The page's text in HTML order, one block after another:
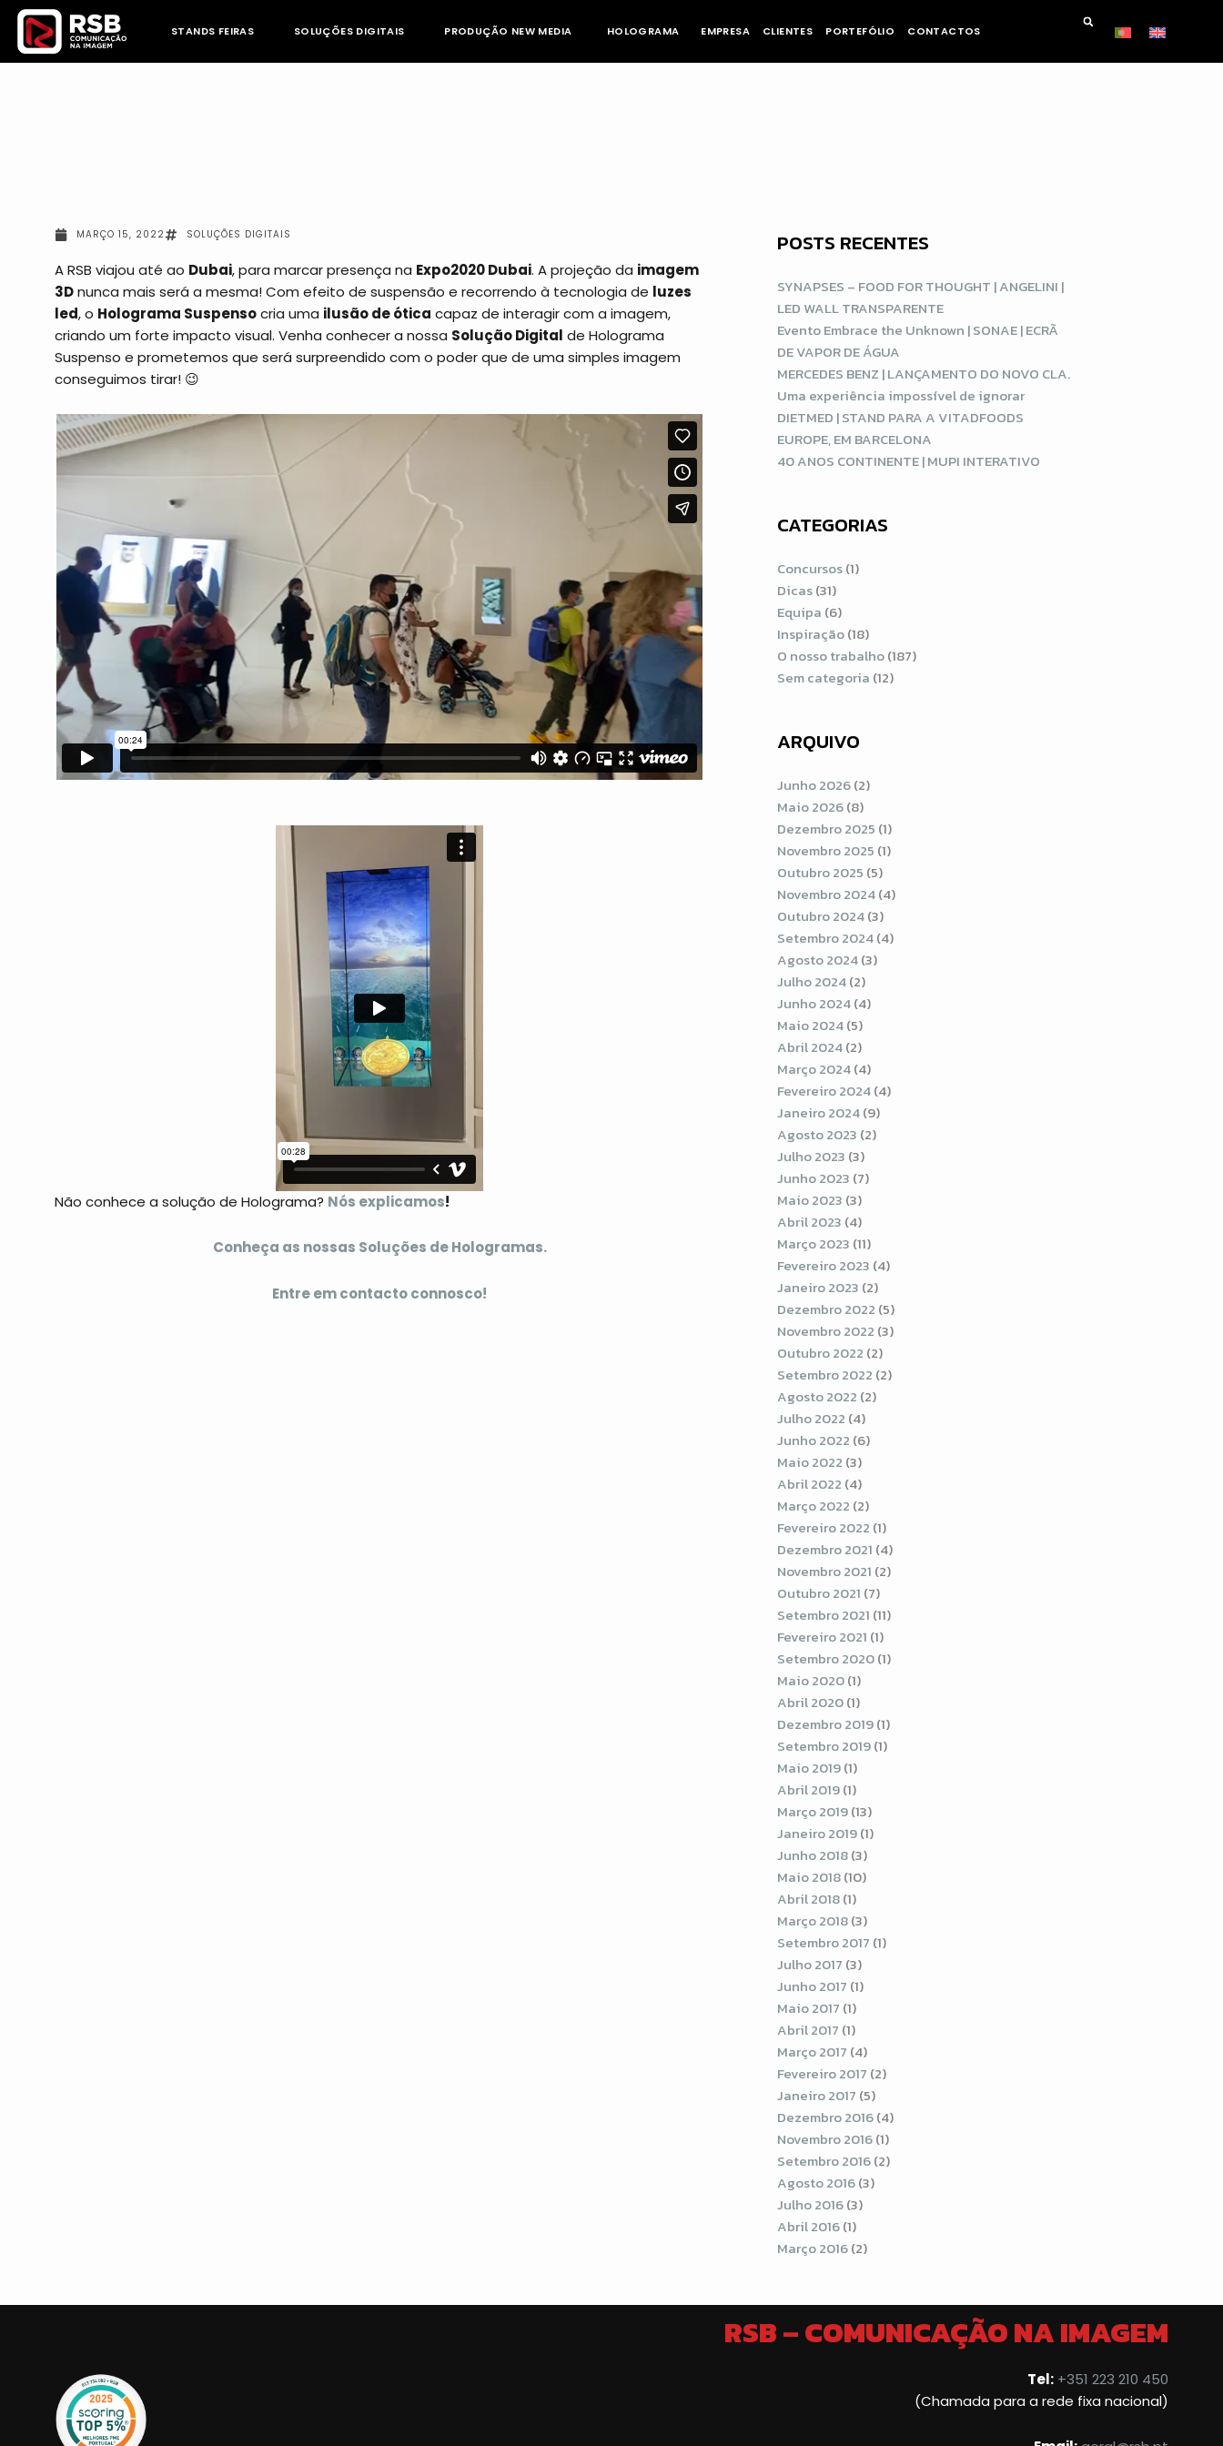
Skip
content
STANDS FEIRAS SOLUÇÕES DIGITAIS PRODUÇÃO NEW MEDIA HOLOGRAMA EMPRESA CLIENTES PORTEFÓLIO CONTACTOS
MARÇO 15, 2022 SOLUÇÕES DIGITAIS
A RSB viajou até ao Dubai, para marcar presença na Expo2020 Dubai. A projeção da imagem
3Dnunca mais será a mesma! Com efeito de suspensão e recorrendo à tecnologia de luzes
led, o Holograma Suspensocria uma ilusão de ótica capaz de interagir com a imagem,
criando um forte impacto visual. Venha conhecer a nossa Solução Digital de Holograma
Suspenso e prometemos que será surpreendido com o poder que de uma simples imagem
conseguimos tirar! 😉
Não conhece a solução de Holograma? Nós explicamos!
Conheça as nossas Soluções de Hologramas.
Entre em contacto connosco!
POSTS RECENTES
SYNAPSES – FOOD FOR THOUGHT | ANGELINI |
LED WALL TRANSPARENTE
Evento Embrace the Unknown | SONAE | ECRÃ
DE VAPOR DE ÁGUA
MERCEDES BENZ | LANÇAMENTO DO NOVO CLA.
Uma experiência impossível de ignorar
DIETMED | STAND PARA A VITADFOODS
EUROPE, EM BARCELONA
40 ANOS CONTINENTE | MUPI INTERATIVO
CATEGORIAS
Concursos(1)
Dicas(31)
Equipa (6)
Inspiração(18)
O nosso trabalho(187)
Sem categoria (12)
ARQUIVO
Junho 2026(2)
Maio 2026(8)
Dezembro 2025 (1)
Novembro 2025 (1)
Outubro 2025 (5)
Novembro 2024(4)
Outubro 2024(3)
Setembro 2024(4)
Agosto 2024(3)
Julho 2024(2)
Junho 2024(4)
Maio 2024(5)
Abril 2024(2)
Março 2024(4)
Fevereiro 2024(4)
Janeiro 2024(9)
Agosto 2023 (2)
Julho 2023 (3)
Junho 2023 (7)
Maio 2023 (3)
Abril 2023 (4)
Março 2023 (11)
Fevereiro 2023 (4)
Janeiro 2023 (2)
Dezembro 2022 (5)
Novembro 2022 (3)
Outubro 2022 (2)
Setembro 2022 (2)
Agosto 2022 (2)
Julho 2022 (4)
Junho 2022 (6)
Maio 2022 (3)
Abril 2022 (4)
Março 2022 (2)
Fevereiro 2022 (1)
Dezembro 2021 (4)
Novembro 2021 (2)
Outubro 2021 (7)
Setembro 2021 (11)
Fevereiro 2021 (1)
Setembro 2020(1)
Maio 2020(1)
Abril 2020(1)
Dezembro 2019(1)
Setembro 2019(1)
Maio 2019(1)
Abril 2019(1)
Março 2019(13)
Janeiro 2019(1)
Junho 2018(3)
Maio 2018(10)
Abril 2018(1)
Março 2018(3)
Setembro 2017 (1)
Julho 2017 (3)
Junho 2017 (1)
Maio 2017 (1)
Abril 2017 (1)
Março 2017 (4)
Fevereiro 2017 (2)
Janeiro 2017 (5)
Dezembro 2016(4)
Novembro 2016(1)
Setembro 2016(2)
Agosto 2016(3)
Julho 2016(3)
Abril 2016(1)
Março 2016(2)
RSB – COMUNICAÇÃO NA IMAGEM
Tel: +351 223 210 450
(Chamada para a rede fixa nacional)